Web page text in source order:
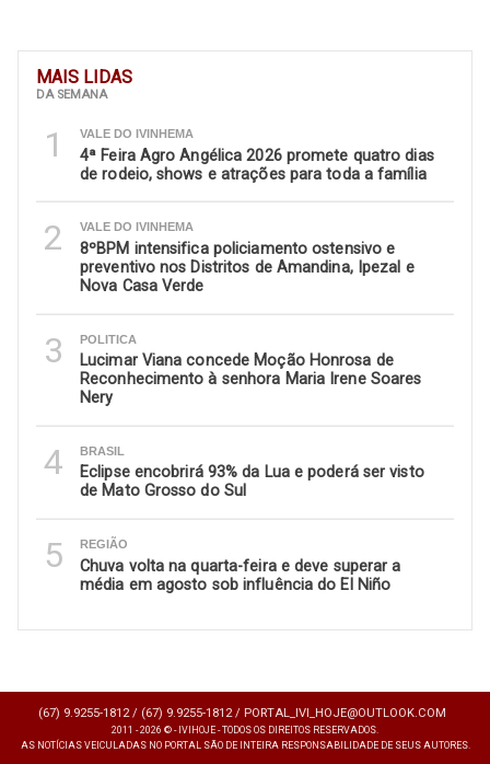
MAIS LIDAS
DA SEMANA
1 VALE DO IVINHEMA
4ª Feira Agro Angélica 2026 promete quatro dias
de rodeio, shows e atrações para toda a família
2 VALE DO IVINHEMA
8ºBPM intensifica policiamento ostensivo e
preventivo nos Distritos de Amandina, Ipezal e
Nova Casa Verde
3 POLITICA
Lucimar Viana concede Moção Honrosa de
Reconhecimento à senhora Maria Irene Soares
Nery
4 BRASIL
Eclipse encobrirá 93% da Lua e poderá ser visto
de Mato Grosso do Sul
5 REGIÃO
Chuva volta na quarta-feira e deve superar a
média em agosto sob influência do El Niño
(67) 9.9255-1812 / (67) 9.9255-1812 / PORTAL_IVI_HOJE@OUTLOOK.COM
2011 - 2026 © - IVIHOJE - TODOS OS DIREITOS RESERVADOS.
AS NOTÍCIAS VEICULADAS NO PORTAL SÃO DE INTEIRA RESPONSABILIDADE DE SEUS AUTORES.